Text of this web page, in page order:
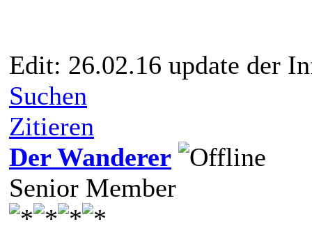
Edit: 26.02.16 update der
Suchen
Zitieren
Der Wanderer
Senior Member